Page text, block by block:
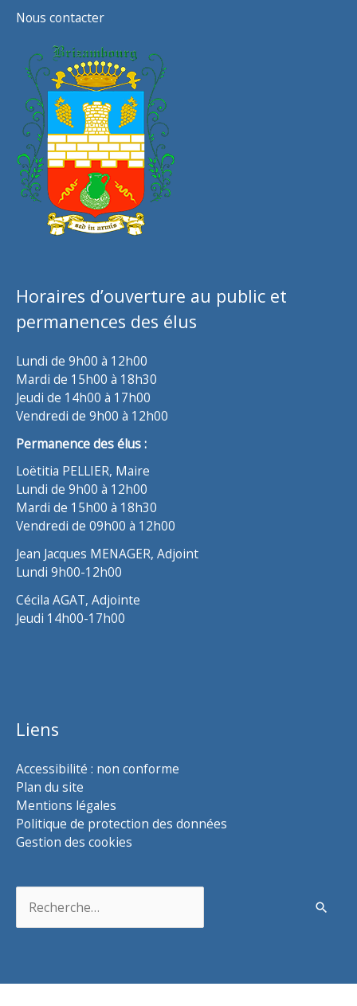
Nous contacter
Horaires d’ouverture au public et
permanences des élus
Lundi de 9h00 à 12h00
Mardi de 15h00 à 18h30
Jeudi de 14h00 à 17h00
Vendredi de 9h00 à 12h00
Permanence des élus :
Loëtitia PELLIER, Maire
Lundi de 9h00 à 12h00
Mardi de 15h00 à 18h30
Vendredi de 09h00 à 12h00
Jean Jacques MENAGER, Adjoint
Lundi 9h00-12h00
Cécila AGAT, Adjointe
Jeudi 14h00-17h00
Liens
Accessibilité : non conforme
Plan du site
Mentions légales
Politique de protection des données
Gestion des cookies